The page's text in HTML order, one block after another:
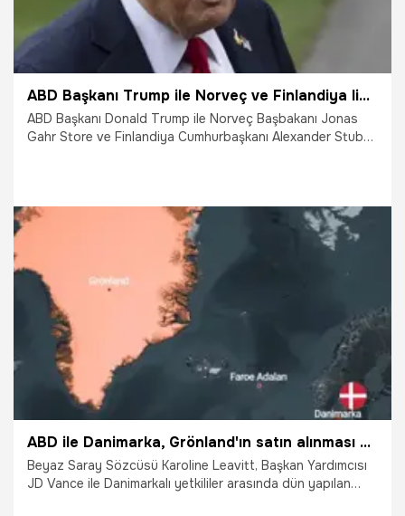
ABD Başkanı Trump ile Norveç ve Finlandiya liderleri arasındaki Grönland mesajlaşması basına sızdırıldı
ABD Başkanı Donald Trump ile Norveç Başbakanı Jonas
Gahr Store ve Finlandiya Cumhurbaşkanı Alexander Stubb
19.01.2026 Dünya
ABD ile Danimarka, Grönland'ın satın alınması konusunda teknik görüşmelere başlayacak
Beyaz Saray Sözcüsü Karoline Leavitt, Başkan Yardımcısı
JD Vance ile Danimarkalı yetkililer arasında dün yapılan